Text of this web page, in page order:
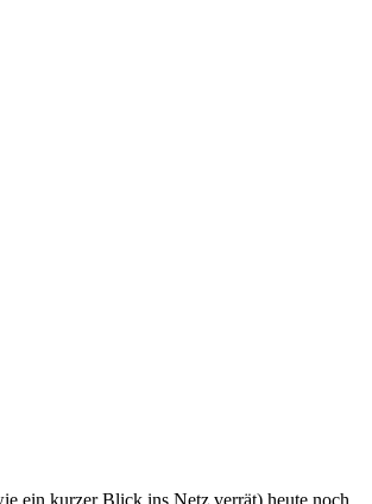
ein kurzer Blick ins Netz verrät) heute noch